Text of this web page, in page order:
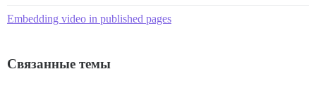
Embedding video in published pages
Связанные темы